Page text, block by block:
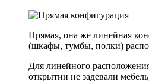
Прямая, она же линейная
(шкафы, тумбы, полки)
Для линейного
открытии не задевали